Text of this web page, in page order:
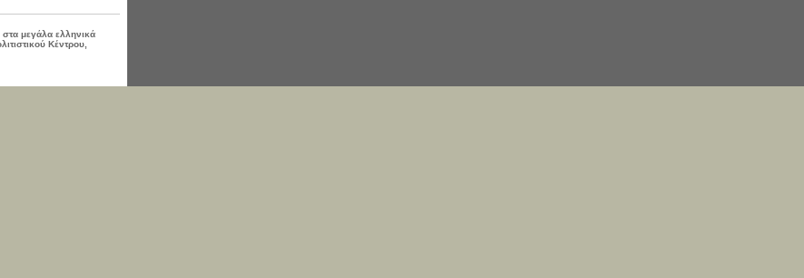
μεγάλα ελληνικά
Κέντρου,